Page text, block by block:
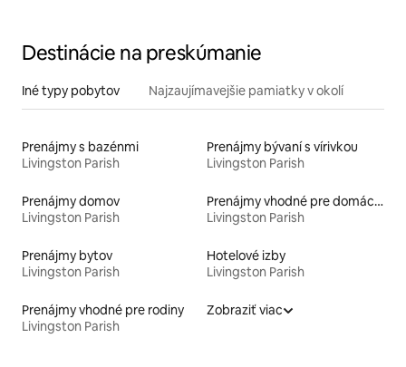
Destinácie na preskúmanie
Iné typy pobytov Najzaujímavejšie pamiatky v okolí
Prenájmy s bazénmi
Livingston Parish
Prenájmy bývaní s vírivkou
Livingston Parish
Prenájmy domov
Livingston Parish
Prenájmy vhodné pre domáce zvieratá
Livingston Parish
Prenájmy bytov
Livingston Parish
Hotelové izby
Livingston Parish
Prenájmy vhodné pre rodiny
Livingston Parish
Zobraziť viac